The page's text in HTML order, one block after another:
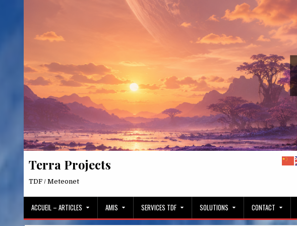
Terra Projects
TDF / Meteonet
ACCUEIL – ARTICLES AMIS SERVICES TDF SOLUTIONS CONTACT